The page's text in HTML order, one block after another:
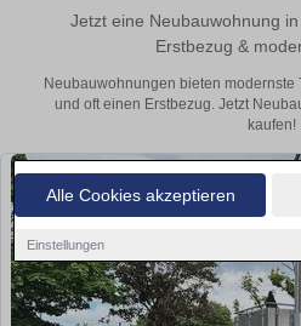
Alle Cookies akzeptieren
Einstellungen
Jetzt eine Neubauwohnung
Erstbezug &
Neubauwohnungen bieten modernste
und oft einen Erstbezug. Jetzt
kaufen!